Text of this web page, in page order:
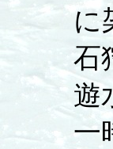
に
石
遊
一